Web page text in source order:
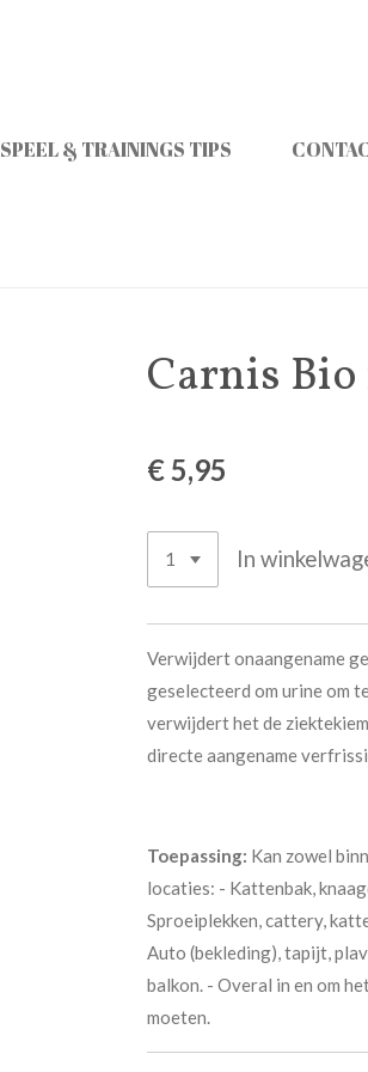
SPEEL & TRAININGS TIPS
Carnis
€ 5,95
In
Verwijdert onaangename
geselecteerd om urine om
verwijdert het de
directe aangename
Toepassing: Kan zowel
locaties: - Kattenbak,
Sproeiplekken, cattery,
Auto (bekleding), tapijt,
balkon. - Overal in en om
moeten.